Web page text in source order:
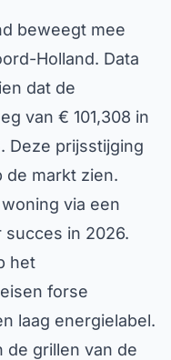
beweegt mee
Holland. Data
dat de
van € 101,308 in
Deze prijsstijging
de markt zien.
via een
succes in 2026.
het
forse
laag energielabel.
de grillen van de